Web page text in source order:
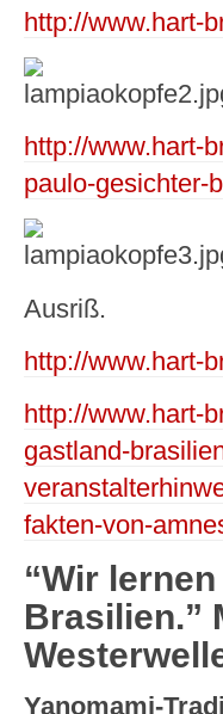
http://www.hart-
http://www.hart-
paulo-gesichter-
Ausriß.
http://www.hart-
http://www.hart-
gastland-
fakten-von-
“Wir
Brasilien.”
Yanomami-